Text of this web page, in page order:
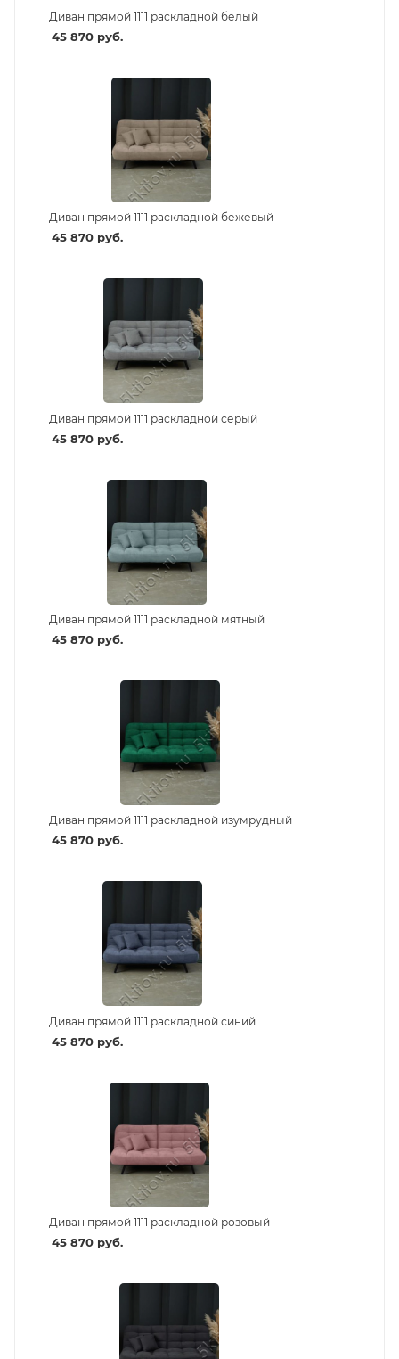
Диван прямой 1111 раскладной белый
45 870руб.
Диван прямой 1111 раскладной бежевый
45 870руб.
Диван прямой 1111 раскладной серый
45 870руб.
Диван прямой 1111 раскладной мятный
45 870руб.
Диван прямой 1111 раскладной изумрудный
45 870руб.
Диван прямой 1111 раскладной синий
45 870руб.
Диван прямой 1111 раскладной розовый
45 870руб.